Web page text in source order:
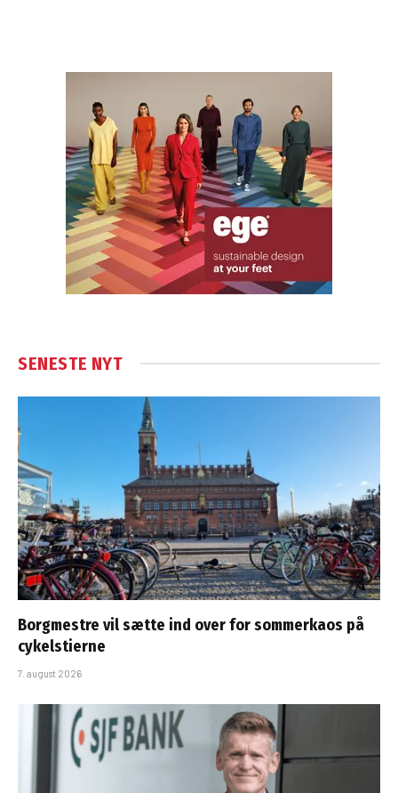
SENESTE NYT
Borgmestre vil sætte ind over for sommerkaos på
cykelstierne
7. august 2026